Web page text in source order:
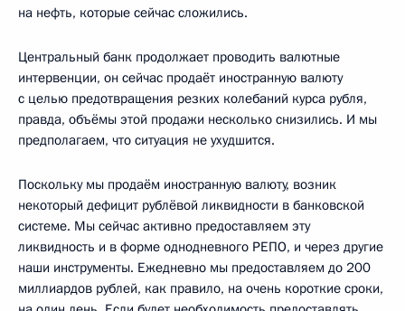
на нефть, которые сейчас сложились.
Центральный банк продолжает проводить валютные
интервенции, он сейчас продаёт иностранную валюту
с целью предотвращения резких колебаний курса рубля,
правда, объёмы этой продажи несколько снизились. И мы
предполагаем, что ситуация не ухудшится.
Поскольку мы продаём иностранную валюту, возник
некоторый дефицит рублёвой ликвидности в банковской
системе. Мы сейчас активно предоставляем эту
ликвидность и в форме однодневного РЕПО, и через другие
наши инструменты. Ежедневно мы предоставляем до 200
миллиардов рублей, как правило, на очень короткие сроки,